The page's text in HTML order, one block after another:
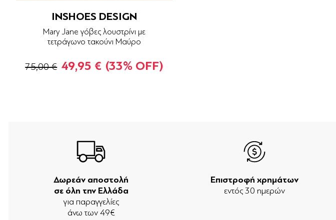
INSHOES DESIGN
Mary Jane γόβες λουστρίνι με
τετράγωνο τακούνι Μαύρο
75,00 € 49,95 € (33% OFF)
Δωρεάν αποστολή
σε όλη την Ελλάδα
για παραγγελίες
άνω των 49€
Επιστροφή χρημάτων
εντός 30 ημερών